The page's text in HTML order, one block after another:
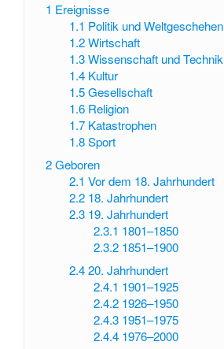
1 Ereignisse
1.1 Politik und Weltgeschehen
1.2 Wirtschaft
1.3 Wissenschaft und Technik
1.4 Kultur
1.5 Gesellschaft
1.6 Religion
1.7 Katastrophen
1.8 Sport
2Geboren
2.1 Vor dem 18. Jahrhundert
2.2 18. Jahrhundert
2.3 19. Jahrhundert
2.3.1 1801–1850
2.3.2 1851–1900
2.4 20. Jahrhundert
2.4.1 1901–1925
2.4.2 1926–1950
2.4.3 1951–1975
2.4.4 1976–2000